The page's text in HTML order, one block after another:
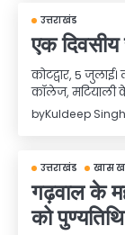
उत्तराखंड
एक दिवसीय
​कोटद्वार, 5
कॉलेज, मटियाली
byKuldeep
उत्तराखंड खास
गढ़वाल के
को